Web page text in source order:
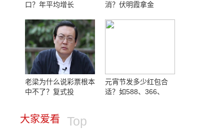
口？年平均增长
消？伏明霞拿金
老梁为什么说彩票根本
中不了？复式投
元宵节发多少红包合
适？如588、366、
大家爱看 Top